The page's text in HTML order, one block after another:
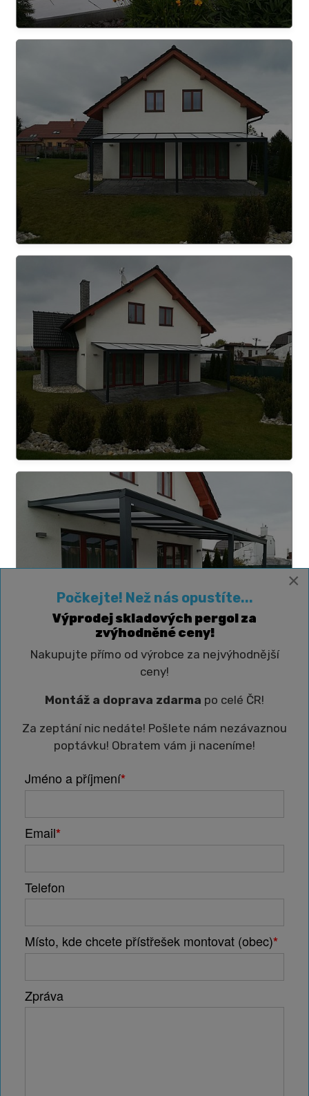
×
Počkejte! Než nás opustíte...
Výprodej skladových pergol za
zvýhodněné ceny!
Nakupujte přímo od výrobce za nejvýhodnější
ceny!
Montáž a doprava zdarma po celé ČR!
Za zeptání nic nedáte! Pošlete nám nezávaznou
poptávku! Obratem vám ji naceníme!
Jméno a příjmení*
Email*
Telefon
Místo, kde chcete přístřešek montovat (obec)*
Zpráva